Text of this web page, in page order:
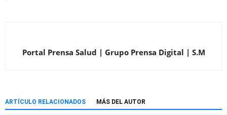
Portal Prensa Salud | Grupo Prensa Digital | S.M
ARTÍCULO RELACIONADOS MÁS DEL AUTOR